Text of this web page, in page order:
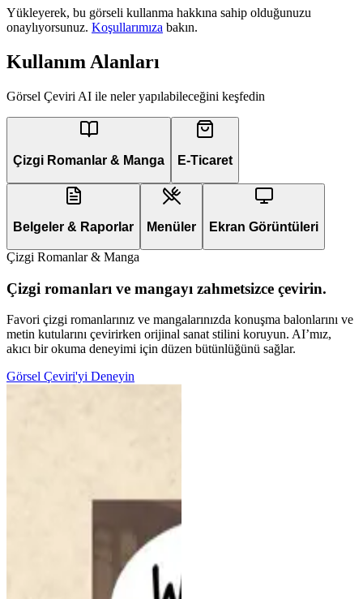
Yükleyerek, bu görseli kullanma hakkına sahip olduğunuzu
onaylıyorsunuz. Koşullarımıza bakın.
Kullanım Alanları
Görsel Çeviri AI ile neler yapılabileceğini keşfedin
Çizgi Romanlar & Manga E-Ticaret
Belgeler & Raporlar Menüler Ekran Görüntüleri
Çizgi Romanlar & Manga
Çizgi romanları ve mangayı zahmetsizce çevirin.
Favori çizgi romanlarınız ve mangalarınızda konuşma balonlarını ve
metin kutularını çevirirken orijinal sanat stilini koruyun. AI’mız,
akıcı bir okuma deneyimi için düzen bütünlüğünü sağlar.
Görsel Çeviri'yi Deneyin